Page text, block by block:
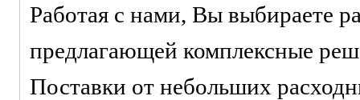
Работая с нами, Вы выбираете
предлагающей комплексные
Поставки от небольших